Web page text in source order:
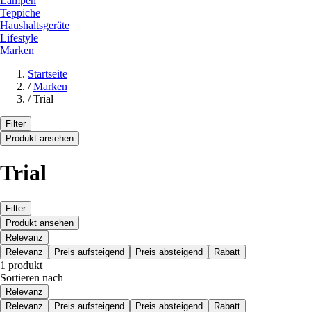
Teppiche
Haushaltsgeräte
Lifestyle
Marken
Startseite
/ Marken
/ Trial
Filter
Produkt ansehen
Trial
Filter
Produkt ansehen
Relevanz
Relevanz
Preis aufsteigend Preis absteigend Rabatt
1 produkt
Sortieren nach
Relevanz
Relevanz
Preis aufsteigend Preis absteigend Rabatt